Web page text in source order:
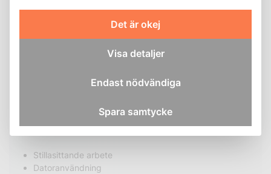
Vanliga orsaker
till nackbesvär
Stillasittande arbete
Datoranvändning
Det är okej
Visa detaljer
Endast nödvändiga
Spara samtycke